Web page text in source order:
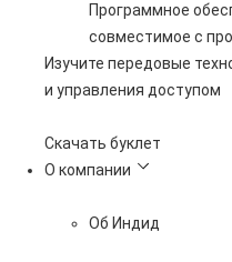
Программное
совместимое с
Изучите передовые
и управления доступом
Скачать буклет
О компании
Об Индид